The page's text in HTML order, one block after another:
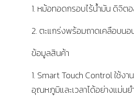
1. หม้อทอดกรอบไร้น้ำมัน ดิจิต
2. ตะแกร่งพร้อมถาดเคลือบน
ข้อมูลสินค้า
1. Smart Touch Control ใช้
อุณหภูมิและเวลาได้อย่างแม่นย